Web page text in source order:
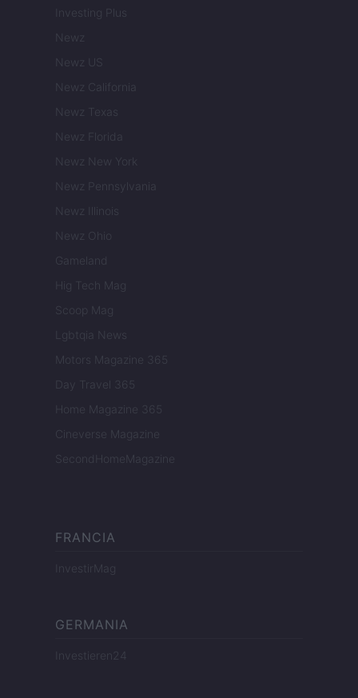
Investing Plus
Newz
Newz US
Newz California
Newz Texas
Newz Florida
Newz New York
Newz Pennsylvania
Newz Illinois
Newz Ohio
Gameland
Hig Tech Mag
Scoop Mag
Lgbtqia News
Motors Magazine 365
Day Travel 365
Home Magazine 365
Cineverse Magazine
SecondHomeMagazine
FRANCIA
InvestirMag
GERMANIA
Investieren24